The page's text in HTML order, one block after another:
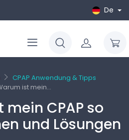
De
CPAP Anwendung & Tipps
ist mein...
CPAP so
und Lösungen